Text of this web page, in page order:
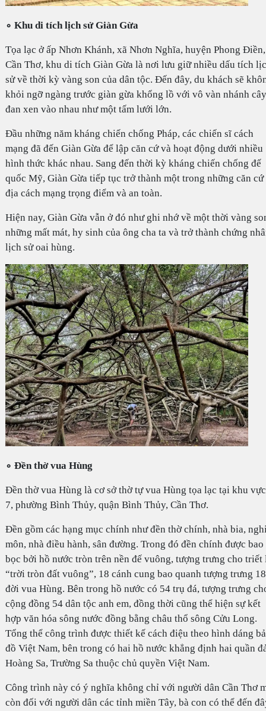
∘ Khu di tích lịch sử Giàn Gừa
Tọa lạc ở ấp Nhơn Khánh, xã Nhơn Nghĩa, huyện Phong Điền,
Cần Thơ, khu di tích Giàn Gừa là nơi lưu giữ nhiều dấu tích
sử về thời kỳ vàng son của dân tộc. Đến đây, du khách sẽ
khỏi ngỡ ngàng trước giàn gừa khổng lồ với vô vàn nhánh cây
đan xen vào nhau như một tấm lưới lớn.
Đầu những năm kháng chiến chống Pháp, các chiến sĩ cách
mạng đã đến Giàn Gừa để lập căn cứ và hoạt động dưới nhiều
hình thức khác nhau. Sang đến thời kỳ kháng chiến chống đế
quốc Mỹ, Giàn Gừa tiếp tục trở thành một trong những căn cứ
địa cách mạng trọng điểm và an toàn.
Hiện nay, Giàn Gừa vẫn ở đó như ghi nhớ về một thời vàng
những mất mát, hy sinh của ông cha ta và trở thành chứng
lịch sử oai hùng.
∘ Đền thờ vua Hùng
Đền thờ vua Hùng là cơ sở thờ tự vua Hùng tọa lạc tại khu vực
7, phường Bình Thủy, quận Bình Thủy, Cần Thơ.
Đền gồm các hạng mục chính như đền thờ chính, nhà bia,
môn, nhà điều hành, sân đường. Trong đó đền chính được bao
bọc bởi hồ nước tròn trên nền đế vuông, tượng trưng cho triết
“trời tròn đất vuông”, 18 cánh cung bao quanh tượng trưng 18
đời vua Hùng. Bên trong hồ nước có 54 trụ đá, tượng trưng
cộng đồng 54 dân tộc anh em, đồng thời cũng thể hiện sự kết
hợp văn hóa sông nước đồng bằng châu thổ sông Cửu Long.
Tổng thể công trình được thiết kế cách điệu theo hình dáng
đồ Việt Nam, bên trong có hai hồ nước khẳng định hai quần
Hoàng Sa, Trường Sa thuộc chủ quyền Việt Nam.
Công trình này có ý nghĩa không chỉ với người dân Cần Thơ
còn đối với người dân các tỉnh miền Tây, bà con có thể đến